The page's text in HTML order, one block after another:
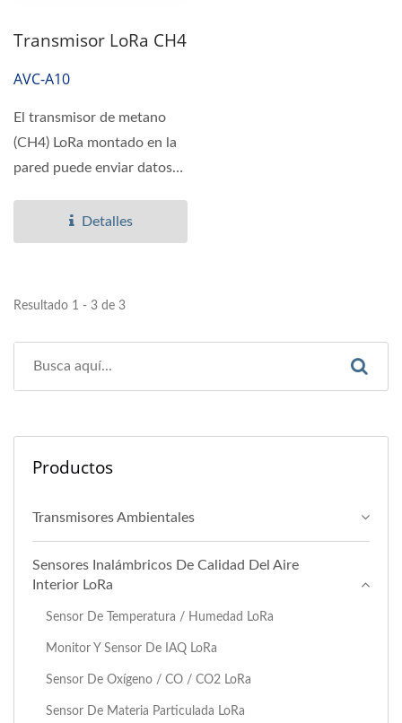
Transmisor LoRa CH4
AVC-A10
El transmisor de metano
(CH4) LoRa montado en la
pared puede enviar datos
Detalles
Resultado 1 - 3 de 3
Productos
Transmisores Ambientales
Sensores Inalámbricos De Calidad Del Aire
Interior LoRa
Sensor De Temperatura / Humedad LoRa
Monitor Y Sensor De IAQ LoRa
Sensor De Oxígeno / CO / CO2 LoRa
Sensor De Materia Particulada LoRa